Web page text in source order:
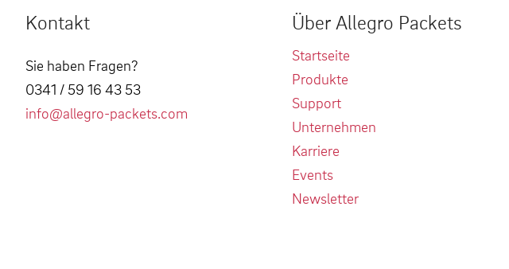
Kontakt
Sie haben Fragen?
0341 / 59 16 43 53
info@allegro-packets.com
Über Allegro Packets
Startseite
Produkte
Support
Unternehmen
Karriere
Events
Newsletter